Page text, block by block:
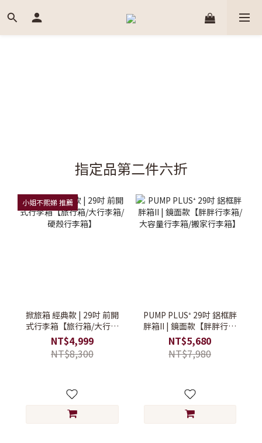
指定品第二件六折
小姐不熙娣 推薦
掀旅箱 經典款 | 29吋 前開
式行李箱【旅行箱/大行李
箱/硬殼行李箱】
NT$4,999
NT$8,300
PUMP PLUS⁺ 29吋 鋁框胖
胖箱II | 鏡面款【胖胖行李
箱/大容量行李箱/搬家行李
箱】
NT$5,680
NT$7,980